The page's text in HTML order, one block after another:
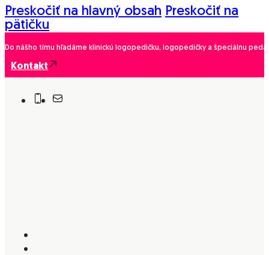
Preskočiť na hlavný obsah Preskočiť na
pätičku
Do nášho tímu hľadáme klinickú logopedičku, logopedičky a špeciálnu
Kontakt